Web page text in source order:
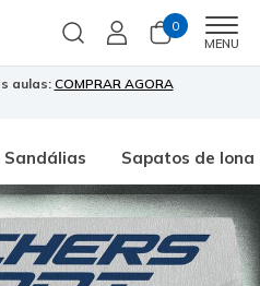
0
MENU
aulas: COMPRAR AGORA
Sandálias Sapatos de lona